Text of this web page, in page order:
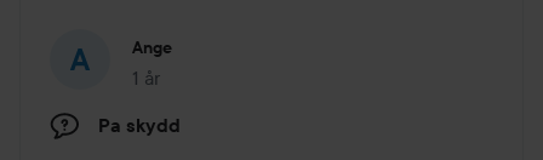
Ange
1 år
Inlägget skapades 1 år
Pa skydd